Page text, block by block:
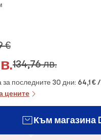
€
134,76 лв.
последните 30 дни: 64,1 €
цените
Към магазина